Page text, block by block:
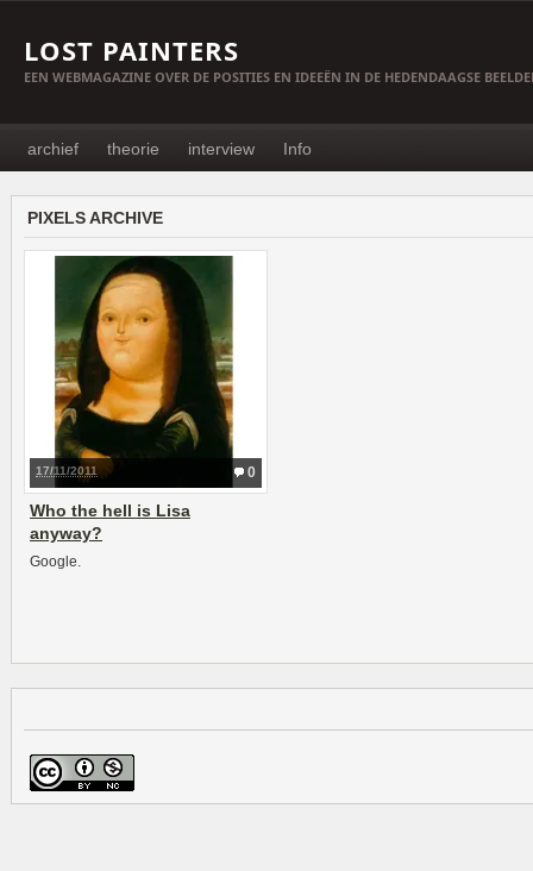
LOST PAINTERS
EEN WEBMAGAZINE OVER DE POSITIES EN IDEEËN IN DE HEDENDAAGSE
archief theorie interview Info
PIXELS ARCHIVE
0
17/11/2011
Who the hell is Lisa
anyway?
Google.